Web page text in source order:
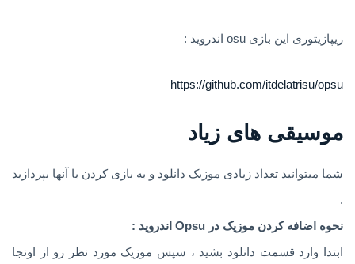
ریپازیتوری این بازی osu اندروید :
https://github.com/itdelatrisu/opsu
موسیقی های زیاد
شما میتوانید تعداد زیادی موزیک دانلود و به بازی کردن با آنها بپردازید
.
نحوه اضافه کردن موزیک در Opsu اندروید :
ابتدا وارد قسمت دانلود بشید ، سپس موزیک مورد نظر رو از اونجا